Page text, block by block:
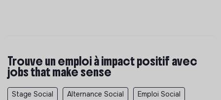
Trouve un emploi à impact positif avec
jobs that make sense
Stage Social Alternance Social Emploi Social